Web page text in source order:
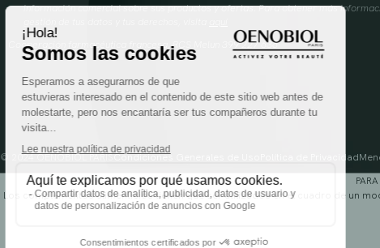
información comercial sobre sus productos y ofertas. Para obtener más
Cooperación farmacéutica francesa, RCS Melun 399 227 636
© 2024 OENOBIOL PARISCondiciones Generales de Uso Política de Privacidad
Los complementos alimenticios tienen que ser utilizados en el cuadro de un